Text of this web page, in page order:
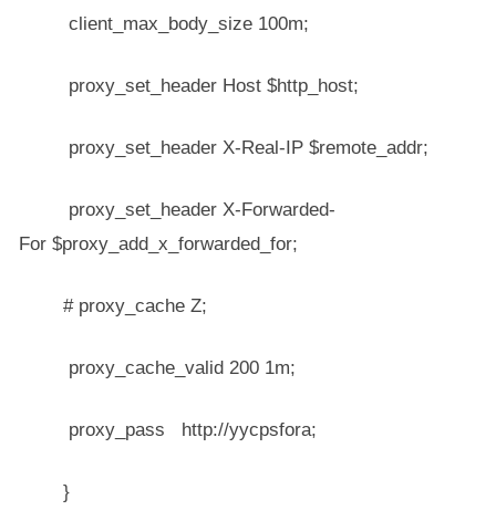
client_max_body_size 100m;
proxy_set_header Host $http_host;
proxy_set_header X-Real-IP $remote_addr;
proxy_set_header X-Forwarded-
For $proxy_add_x_forwarded_for;
# proxy_cache Z;
proxy_cache_valid 200 1m;
proxy_pass http://yycpsfora;
}